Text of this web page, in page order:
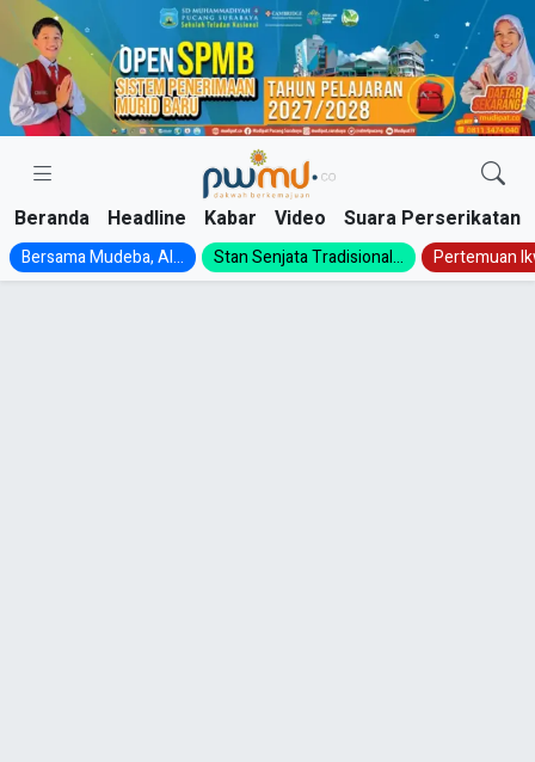
Skip
content
Beranda Headline Kabar Video Suara Perserikatan
Bersama Mudeba, Al... Stan Senjata Tradisional... Pertemuan